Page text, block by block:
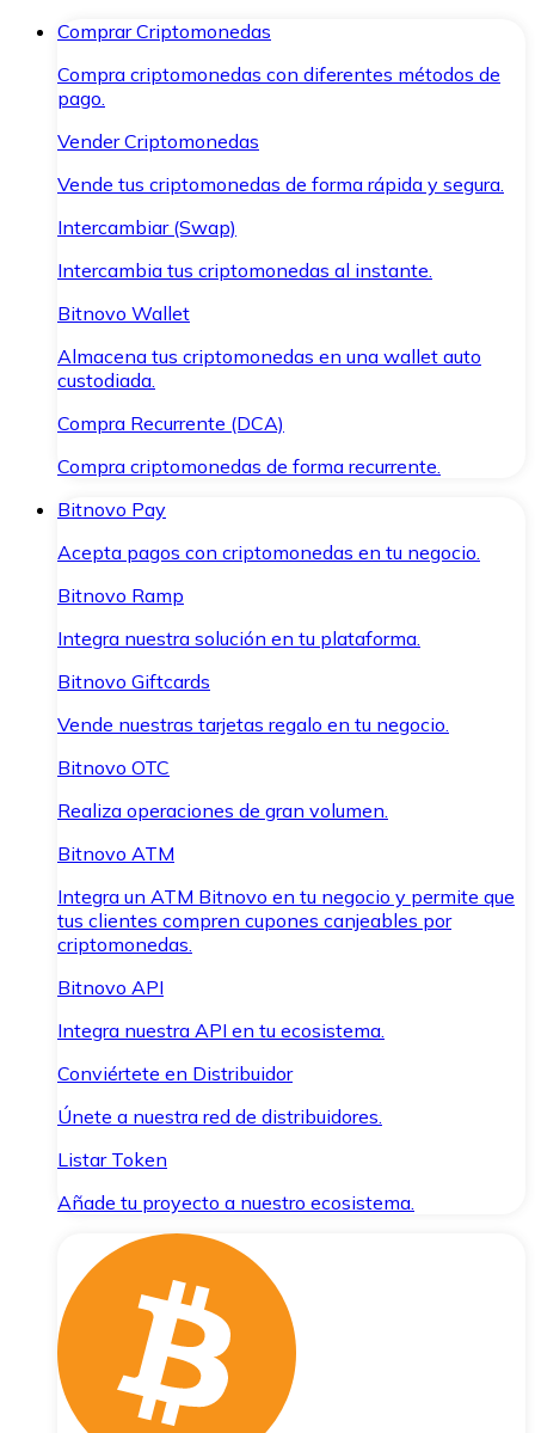
Comprar Criptomonedas
Compra criptomonedas con diferentes métodos de
pago.
Vender Criptomonedas
Vende tus criptomonedas de forma rápida y segura.
Intercambiar (Swap)
Intercambia tus criptomonedas al instante.
Bitnovo Wallet
Almacena tus criptomonedas en una wallet auto
custodiada.
Compra Recurrente (DCA)
Compra criptomonedas de forma recurrente.
Bitnovo Pay
Acepta pagos con criptomonedas en tu negocio.
Bitnovo Ramp
Integra nuestra solución en tu plataforma.
Bitnovo Giftcards
Vende nuestras tarjetas regalo en tu negocio.
Bitnovo OTC
Realiza operaciones de gran volumen.
Bitnovo ATM
Integra un ATM Bitnovo en tu negocio y permite que
tus clientes compren cupones canjeables por
criptomonedas.
Bitnovo API
Integra nuestra API en tu ecosistema.
Conviértete en Distribuidor
Únete a nuestra red de distribuidores.
Listar Token
Añade tu proyecto a nuestro ecosistema.